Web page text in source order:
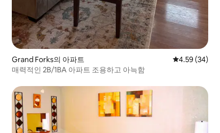
Grand Forks의 아파트 평점 4.59점(5
4.59 (34)
매력적인 2B/1BA 아파트 조용하고 아늑함